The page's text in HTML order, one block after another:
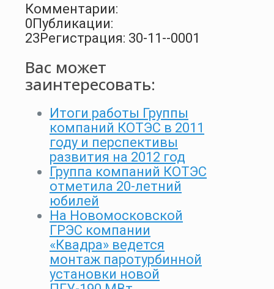
Комментарии:
0Публикации:
23Регистрация: 30-11--0001
Вас может
заинтересовать:
Итоги работы Группы
компаний КОТЭС в 2011
году и перспективы
развития на 2012 год
Группа компаний КОТЭС
отметила 20-летний
юбилей
На Новомосковской
ГРЭС компании
«Квадра» ведется
монтаж паротурбинной
установки новой